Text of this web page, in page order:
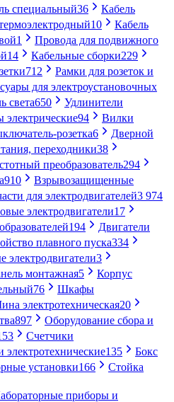
специальный36
Кабель
10
Кабель
1
Провода для подвижного
14 Кабельные сборки229
712
Рамки для розеток и
для электроустановочных
света650
Удлинители
электрические94
Вилки
розетка6
Дверной
переходники38
преобразователь294
910
Взрывозащищенные
для электродвигателей3 974
электродвигатели17
194
Двигатели
плавного пуска334
электродвигатели3
монтажная5
Корпус
76
Шкафы
электротехническая20
897
Оборудование сбора и
Счетчики
135
Бокс
установки166
Стойка
приборы и